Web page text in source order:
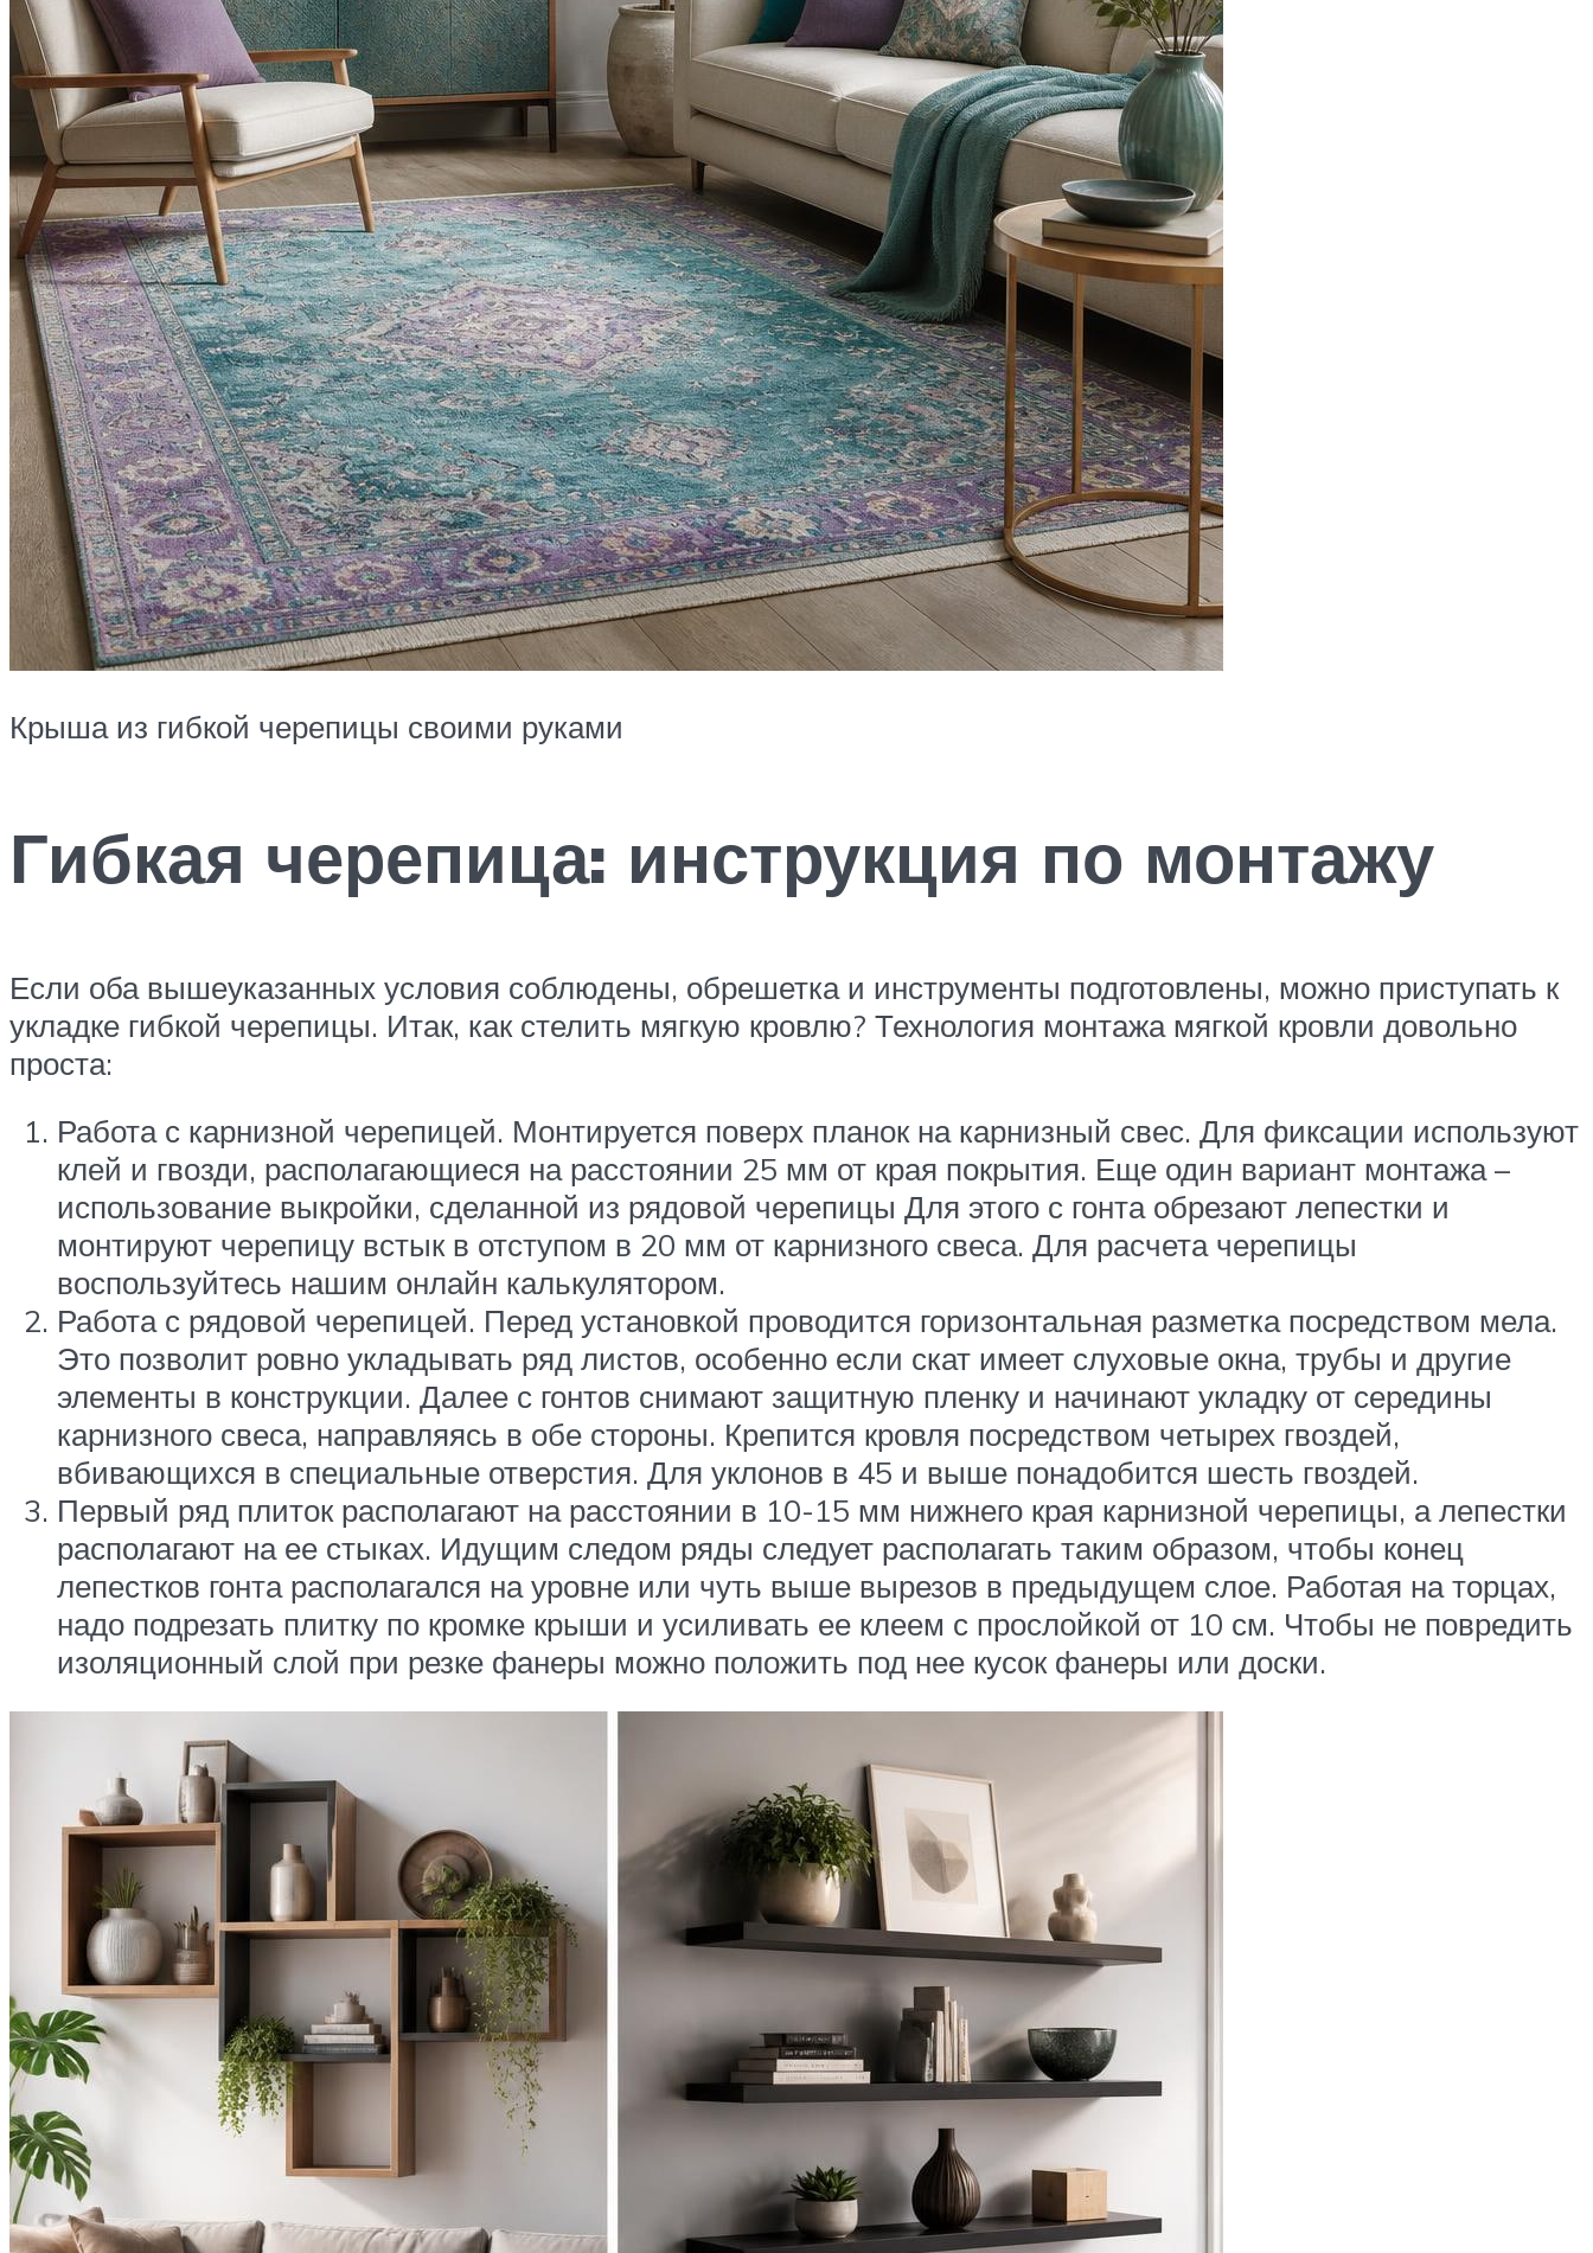
Крыша из гибкой черепицы своими руками
Гибкая черепица: инструкция по монтажу
Если оба вышеуказанных условия соблюдены, обрешетка и инструменты подготовлены, можно приступать к
укладке гибкой черепицы. Итак, как стелить мягкую кровлю? Технология монтажа мягкой кровли довольно
проста:
Работа с карнизной черепицей. Монтируется поверх планок на карнизный свес. Для фиксации используют
клей и гвозди, располагающиеся на расстоянии 25 мм от края покрытия. Еще один вариант монтажа –
использование выкройки, сделанной из рядовой черепицы Для этого с гонта обрезают лепестки и
монтируют черепицу встык в отступом в 20 мм от карнизного свеса. Для расчета черепицы
воспользуйтесь нашим онлайн калькулятором.
Работа с рядовой черепицей. Перед установкой проводится горизонтальная разметка посредством мела.
Это позволит ровно укладывать ряд листов, особенно если скат имеет слуховые окна, трубы и другие
элементы в конструкции. Далее с гонтов снимают защитную пленку и начинают укладку от середины
карнизного свеса, направляясь в обе стороны. Крепится кровля посредством четырех гвоздей,
вбивающихся в специальные отверстия. Для уклонов в 45 и выше понадобится шесть гвоздей.
Первый ряд плиток располагают на расстоянии в 10-15 мм нижнего края карнизной черепицы, а лепестки
располагают на ее стыках. Идущим следом ряды следует располагать таким образом, чтобы конец
лепестков гонта располагался на уровне или чуть выше вырезов в предыдущем слое. Работая на торцах,
надо подрезать плитку по кромке крыши и усиливать ее клеем с прослойкой от 10 см. Чтобы не повредить
изоляционный слой при резке фанеры можно положить под нее кусок фанеры или доски.